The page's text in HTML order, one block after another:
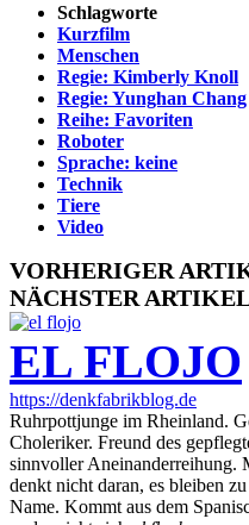
Schlagworte
Kurzfilm
Menschen
Regie: Kimberly Knoll
Regie: Yunghan Chang
Reihe: Favoriten
Roboter
Sprache: keine
Technik
Tiere
Video
VORHERIGER
NÄCHSTER
EL FLOJO
https://denkfabrikblog.de
Ruhrpottjunge im Rheinland.
Choleriker. Freund des
sinnvoller Aneinanderreihung.
denkt nicht daran, es bleiben
Name. Kommt aus dem